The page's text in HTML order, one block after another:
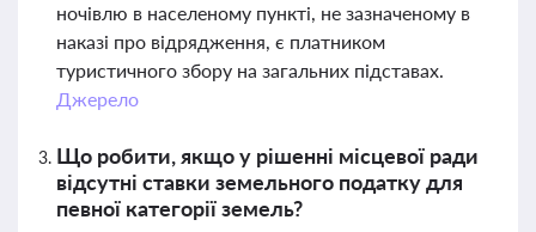
ночівлю в населеному пункті, не зазначеному в
наказі про відрядження, є платником
туристичного збору на загальних підставах.
Джерело
Що робити, якщо у рішенні місцевої ради
відсутні ставки земельного податку для
певної категорії земель?